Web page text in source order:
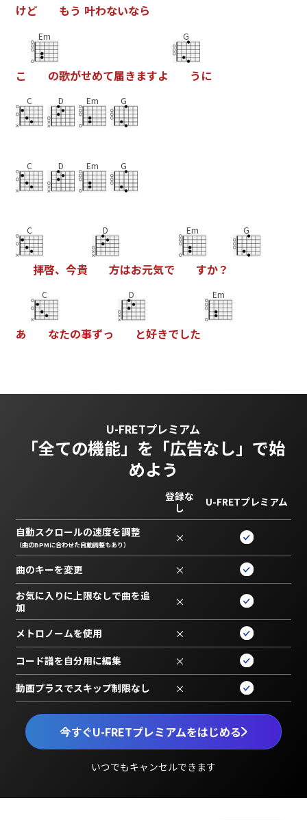
けど もう 叶わないなら
こ
Em
の歌がせめて届き ますよ
G
う に
C D Em G
C D Em G
C
拝啓、 今貴
D
方はお元気で
Em
すか？
G
あ
C
なたの事ずっ
D
と好きでした
Em
U-FRETプレミアム
「全ての機能」を 「広告なし」で始
めよう
今すぐU-FRETプレミアムをはじめる
いつでもキャンセルできます
登録な
し
U-FRETプレミアム
自動スクロールの速度を調整
（曲のBPMに合わせた自動調整もあり） ×
曲のキーを変更 ×
お気に入りに上限なしで曲を追
加
×
メトロノームを使用 ×
コード譜を自分用に編集 ×
動画プラスでスキップ制限なし ×